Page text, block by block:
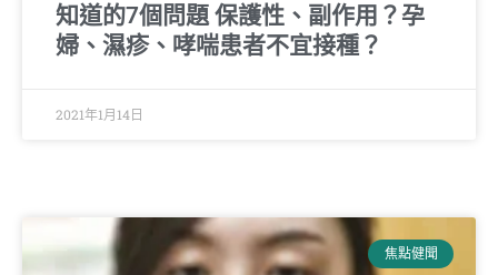
知道的7個問題 保護性、副作用？孕
婦、濕疹、哮喘患者不宜接種？
2021年1月14日
焦點健聞